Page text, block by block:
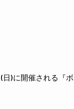
)に開催される『